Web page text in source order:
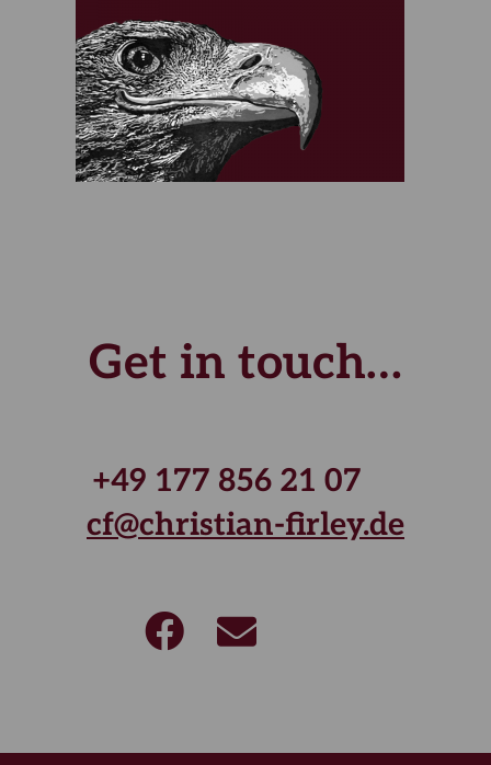
Get in touch…
+49 177 856 21 07
cf@christian-firley.de